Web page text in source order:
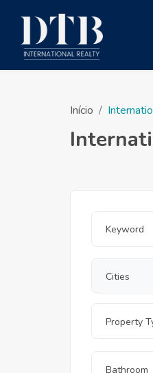
Início
Cities
Property
Bathroom